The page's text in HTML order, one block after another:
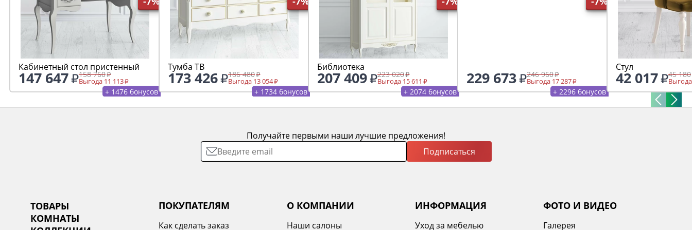
Кабинетный стол пристенный
147 647 158 760
Выгода 11 113
+ 1476 бонусов
Тумба ТВ
173 426 186 480
Выгода 13 054
+ 1734 бонусов
Библиотека
207 409 223 020
Выгода 15 611
+ 2074 бонусов
229 673 246 960
Выгода 17 287
+ 2296 бонусов
Стул
42 017 45 180
Получайте первыми наши лучшие предложения!
Подписаться
ТОВАРЫ
КОМНАТЫ
ПОКУПАТЕЛЯМ
Как сделать заказ
О КОМПАНИИ
Наши салоны
ИНФОРМАЦИЯ
Уход за мебелью
ФОТО И ВИДЕО
Галерея